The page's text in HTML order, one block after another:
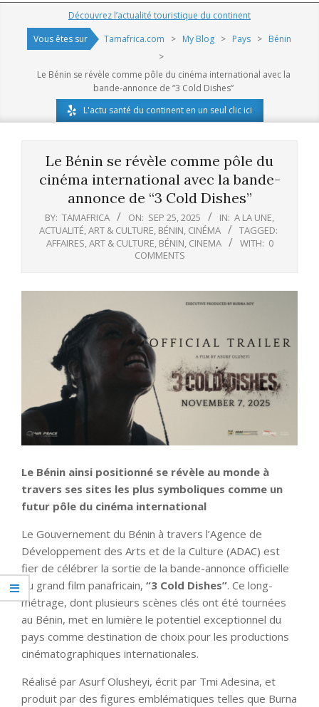
Navigation
Découvrez l’actualité touristique du continent
Vous êtes sur
Tamafrica.com > My Blog > Pays > Bénin
>
Le Bénin se révèle comme pôle du cinéma international avec la
bande-annonce de “3 Cold Dishes”
L'actu santé du continent en un seul clic ici
Le Bénin se révèle comme pôle du
cinéma international avec la bande-
annonce de “3 Cold Dishes”
BY: TAMAFRICA ON: SEP 25, 2025 IN: A LA UNE,
ACTUALITÉ,ART & CULTURE, BÉNIN, CINÉMA
TAGGED:
AFFAIRES,ART & CULTURE, BÉNIN, CINEMA WITH: 0
COMMENTS
Le Bénin ainsi positionné se révèle au monde à
travers ses sites les plus symboliques comme un
futur pôle du cinéma international
Le Gouvernement du Bénin à travers l’Agence de
Développement des Arts et de la Culture (ADAC) est
fier de célébrer la sortie de la bande-annonce officielle
du grand film panafricain, “3 Cold Dishes”. Ce long-
métrage, dont plusieurs scènes clés ont été tournées
au Bénin, met en lumière le potentiel exceptionnel du
pays comme destination de choix pour les productions
cinématographiques internationales.
Réalisé par Asurf Olusheyi, écrit par Tmi Adesina, et
produit par des figures emblématiques telles que Burna